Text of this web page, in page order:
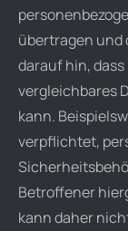
übertragen und
darauf hin, dass
vergleichbares
kann.
verpflichtet,
Betroffener
kann daher